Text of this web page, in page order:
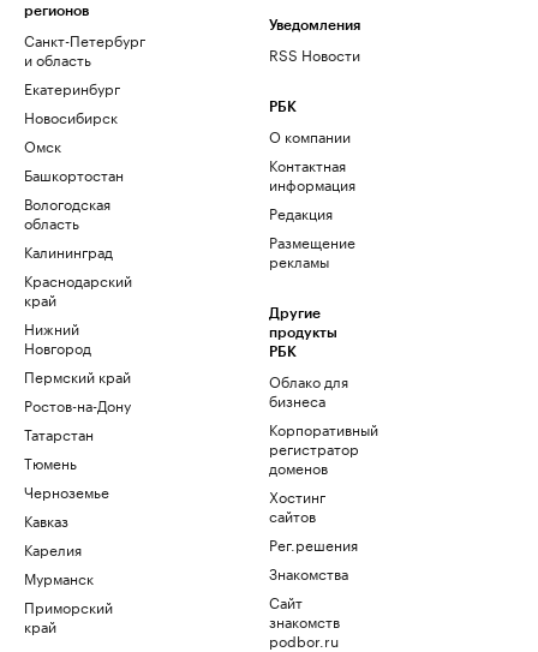
регионов
Санкт-Петербург
и область
Екатеринбург
Новосибирск
Омск
Башкортостан
Вологодская
область
Калининград
Краснодарский
край
Нижний
Новгород
Пермский край
Ростов-на-Дону
Татарстан
Тюмень
Черноземье
Кавказ
Карелия
Мурманск
Приморский
край
Уведомления
RSS Новости
РБК
О компании
Контактная
информация
Редакция
Размещение
рекламы
Другие
продукты
РБК
Облако для
бизнеса
Корпоративный
регистратор
доменов
Хостинг
сайтов
Рег.решения
Знакомства
Сайт
знакомств
podbor.ru